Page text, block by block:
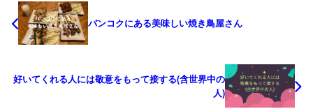
バンコクにある美味しい焼き鳥屋さん
好いてくれる人には敬意をもって接する(含世界中の
人)